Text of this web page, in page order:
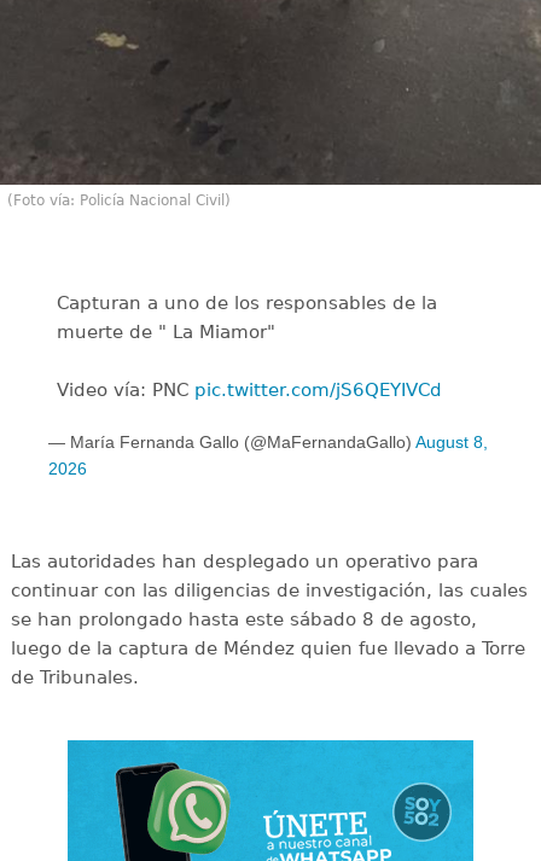
(Foto vía: Policía Nacional Civil)
Capturan a uno de los responsables de la
muerte de " La Miamor"
Video vía: PNC pic.twitter.com/jS6QEYIVCd
— María Fernanda Gallo (@MaFernandaGallo) August 8,
2026
Las autoridades han desplegado un operativo para
continuar con las diligencias de investigación, las cuales
se han prolongado hasta este sábado 8 de agosto,
luego de la captura de Méndez quien fue llevado a Torre
de Tribunales.